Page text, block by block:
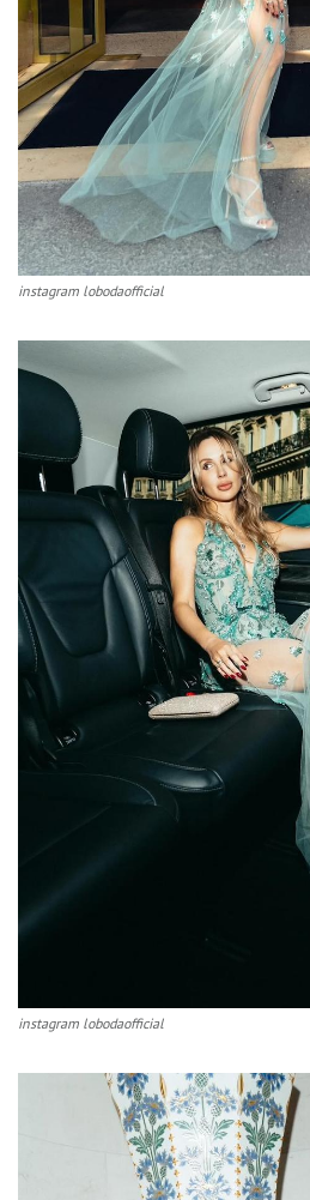
instagram lobodaofficial
instagram lobodaofficial